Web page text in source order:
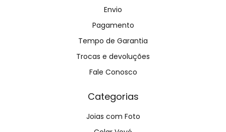
Envio
Pagamento
Tempo de Garantia
Trocas e devoluções
Fale Conosco
Categorias
Joias com Foto